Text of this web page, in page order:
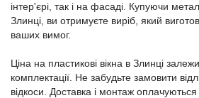
інтер'єрі, так і на фасаді. Купуючи
Злинці, ви отримуєте виріб, який
ваших вимог.
Ціна на пластикові вікна в Злинці
комплектації. Не забудьте замовити
відкоси. Доставка і монтаж